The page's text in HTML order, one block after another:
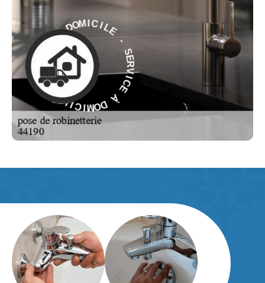
S
E
R
V
I
E
À
DO
MICIL E -
SERV
I
C
E
À
D
O
M
I
C
I
L
E
-